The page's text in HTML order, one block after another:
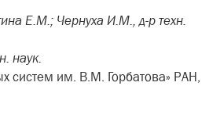
Е.М.; Чернуха И.М., д-р техн.
наук.
им. В.М. Горбатова» РАН,